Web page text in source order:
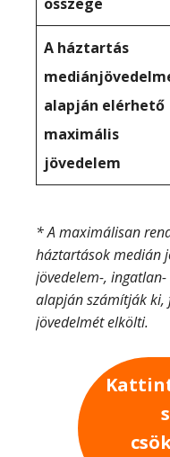
A háztartás
alapján elérhető
maximális
jövedelem
* A maximálisan
háztartások medián
jövedelem-,
alapján számítják ki,
jövedelmét elkölti.